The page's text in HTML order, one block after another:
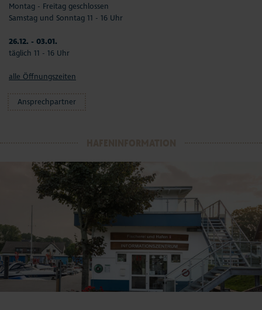
Montag - Freitag geschlossen
Samstag und Sonntag 11 - 16 Uhr
26.12. - 03.01.
täglich 11 - 16 Uhr
alle Öffnungszeiten
Ansprechpartner